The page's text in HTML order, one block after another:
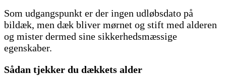
Som udgangspunkt er der ingen udløbsdato på
bildæk, men dæk bliver mørnet og stift med alderen
og mister dermed sine sikkerhedsmæssige
egenskaber.
Sådan tjekker du dækkets alder